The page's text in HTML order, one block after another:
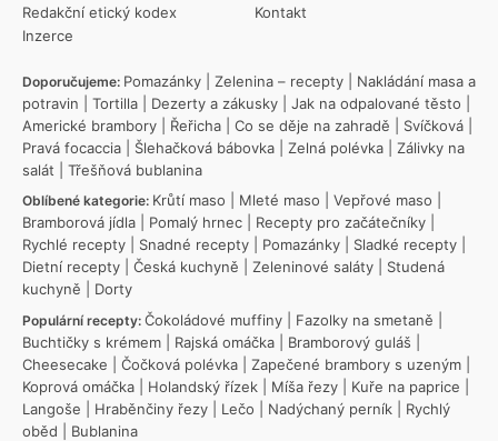
Redakční etický kodex
Inzerce
Kontakt
Doporučujeme: Pomazánky Zelenina – recepty
Nakládání masa a
potravin
Tortilla Dezerty a zákusky Jak na odpalované těsto
Americké brambory
Řeřicha Co se děje na zahradě Svíčková
Pravá focaccia
Šlehačková bábovka Zelná polévka
Zálivky na
salát
Třešňová bublanina
Oblíbené kategorie: Krůtí maso Mleté maso Vepřové maso
Bramborová jídla
Pomalý hrnec Recepty pro začátečníky
Rychlé recepty
Snadné recepty Pomazánky Sladké recepty
Dietní recepty
Česká kuchyně Zeleninové saláty
Studená
kuchyně
Dorty
Populární recepty: Čokoládové muffiny Fazolky na smetaně
Buchtičky s krémem
Rajská omáčka Bramborový guláš
Cheesecake
Čočková polévka Zapečené brambory s uzeným
Koprová omáčka
Holandský řízek Míša řezy Kuře na paprice
Langoše
Hraběnčiny řezy Lečo Nadýchaný perník
Rychlý
oběd
Bublanina